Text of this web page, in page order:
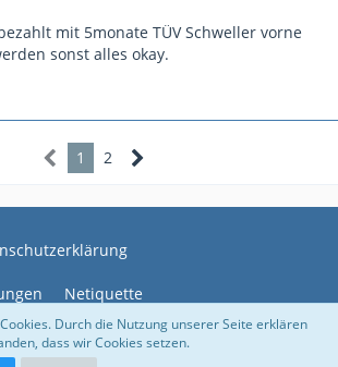
mit 5monate TÜV Schweller vorne
sonst alles okay.
1 2
Netiquette
Durch die Nutzung unserer Seite erklären
dass wir Cookies setzen.